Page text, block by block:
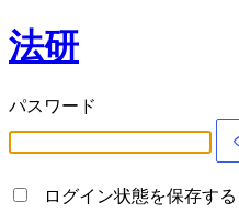
法研
パスワード
ログイン状態を保存する